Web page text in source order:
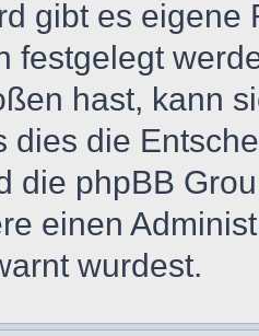
gibt es
festgelegt
hast, kann
dies die
die phpBB
einen
wurdest.